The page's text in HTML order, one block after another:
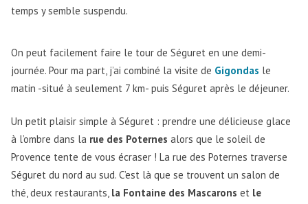
temps y semble suspendu.
On peut facilement faire le tour de Séguret en une demi-
journée. Pour ma part, j’ai combiné la visite de Gigondas le
matin -situé à seulement 7 km- puis Séguret après le déjeuner.
Un petit plaisir simple à Séguret : prendre une délicieuse glace
à l’ombre dans la rue des Poternes alors que le soleil de
Provence tente de vous écraser ! La rue des Poternes traverse
Séguret du nord au sud. C’est là que se trouvent un salon de
thé, deux restaurants, la Fontaine des Mascarons et le